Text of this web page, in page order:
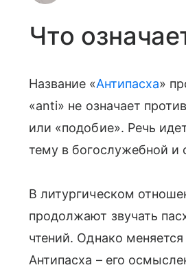
Что
Название «Антипасха»
«anti» не означает
или «подобие». Речь
тему в богослужебной и
В литургическом
продолжают звучать
чтений. Однако
Антипасха – его